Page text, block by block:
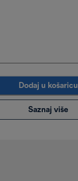
Dodaj u košaricu
Saznaj više